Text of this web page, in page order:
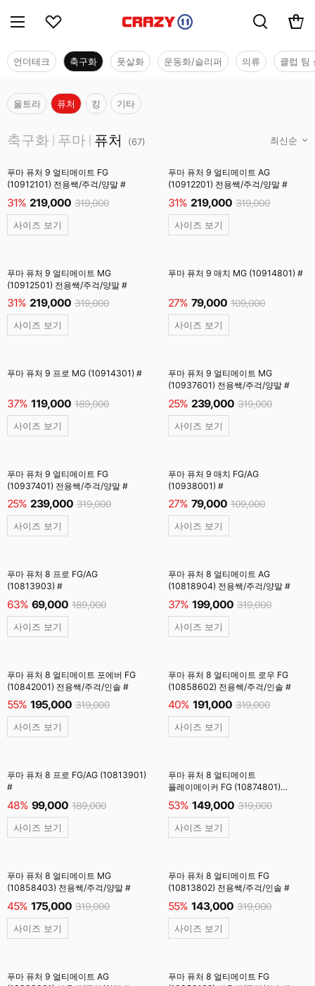
언더테크 축구화 풋살화 운동화/슬리퍼 의류 클럽 팀
울트라 퓨처 킹 기타
축구화 푸마 퓨처 (67)
푸마 퓨처 9 얼티메이트 FG
(10912101) 전용쌕/주걱/양말 #
31% 219,000 319,000
사이즈 보기
푸마 퓨처 9 얼티메이트 AG
(10912201) 전용쌕/주걱/양말 #
31% 219,000 319,000
사이즈 보기
푸마 퓨처 9 얼티메이트 MG
(10912501) 전용쌕/주걱/양말 #
31% 219,000 319,000
사이즈 보기
푸마 퓨처 9 매치 MG (10914801) #
27% 79,000 109,000
사이즈 보기
푸마 퓨처 9 프로 MG (10914301) #
37% 119,000 189,000
사이즈 보기
푸마 퓨처 9 얼티메이트 MG
(10937601) 전용쌕/주걱/양말 #
25% 239,000 319,000
사이즈 보기
푸마 퓨처 9 얼티메이트 FG
(10937401) 전용쌕/주걱/양말 #
25% 239,000 319,000
사이즈 보기
푸마 퓨처 9 매치 FG/AG
(10938001) #
27% 79,000 109,000
사이즈 보기
푸마 퓨처 8 프로 FG/AG
(10813903) #
63% 69,000 189,000
사이즈 보기
푸마 퓨처 8 얼티메이트 AG
(10818904) 전용쌕/주걱/양말 #
37% 199,000 319,000
사이즈 보기
푸마 퓨처 8 얼티메이트 포에버 FG
(10842001) 전용쌕/주걱/인솔 #
55% 195,000 319,000
사이즈 보기
푸마 퓨처 8 얼티메이트 로우 FG
(10858602) 전용쌕/주걱/인솔 #
40% 191,000 319,000
사이즈 보기
푸마 퓨처 8 프로 FG/AG (10813901)
#
48% 99,000 189,000
사이즈 보기
푸마 퓨처 8 얼티메이트
플레이메이커 FG (10874801)
전용쌕/주걱/인솔 #
53% 149,000 319,000
사이즈 보기
푸마 퓨처 8 얼티메이트 MG
(10858403) 전용쌕/주걱/양말 #
45% 175,000 319,000
사이즈 보기
푸마 퓨처 8 얼티메이트 FG
(10813802) 전용쌕/주걱/인솔 #
55% 143,000 319,000
사이즈 보기
푸마 퓨처 9 얼티메이트 AG
푸마 퓨처 8 얼티메이트 FG